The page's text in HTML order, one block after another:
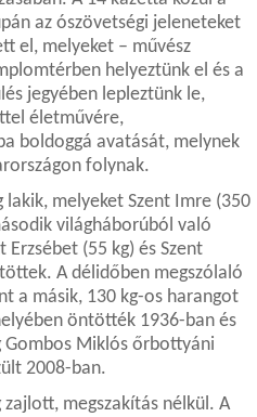
az ószövetségi jeleneteket
el, melyeket – művész
helyeztünk el és a
jegyében lepleztünk le,
életművére,
boldoggá avatását, melynek
folynak.
melyeket Szent Imre (350
világháborúból való
Erzsébet (55 kg) és Szent
A délidőben megszólaló
a másik, 130 kg-os harangot
öntötték 1936-ban és
Gombos Miklós őrbottyáni
2008-ban.
megszakítás nélkül. A